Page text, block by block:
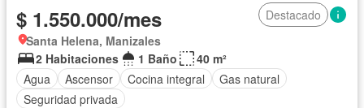
$ 1.550.000/mes
Destacado
Santa Helena, Manizales
2 Habitaciones
1 Baño
40 m²
Agua
Ascensor Cocina integral
Gas natural
Seguridad privada